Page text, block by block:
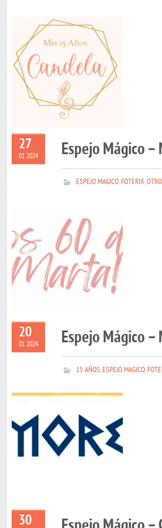
27
01 2024 Espejo Mágico –
ESPEJO MAGICO,FOTERIX,
20
01 2024 Espejo Mágico –
15 AÑOS,ESPEJO MAGICO,
30